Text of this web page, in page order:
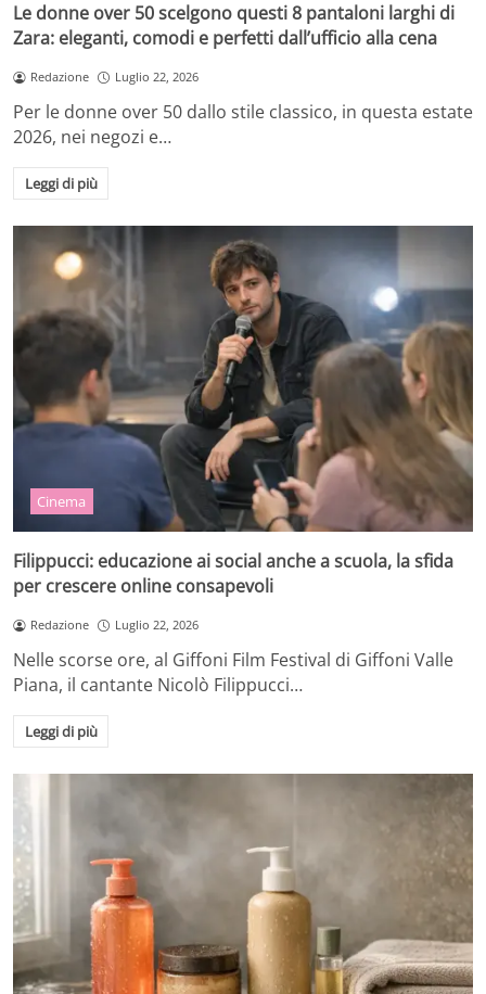
Le donne over 50 scelgono questi 8 pantaloni larghi di
Zara: eleganti, comodi e perfetti dall’ufficio alla cena
Redazione Luglio 22, 2026
Per le donne over 50 dallo stile classico, in questa estate
2026, nei negozi e…
Leggi di più
Cinema
Filippucci: educazione ai social anche a scuola, la sfida
per crescere online consapevoli
Redazione Luglio 22, 2026
Nelle scorse ore, al Giffoni Film Festival di Giffoni Valle
Piana, il cantante Nicolò Filippucci…
Leggi di più